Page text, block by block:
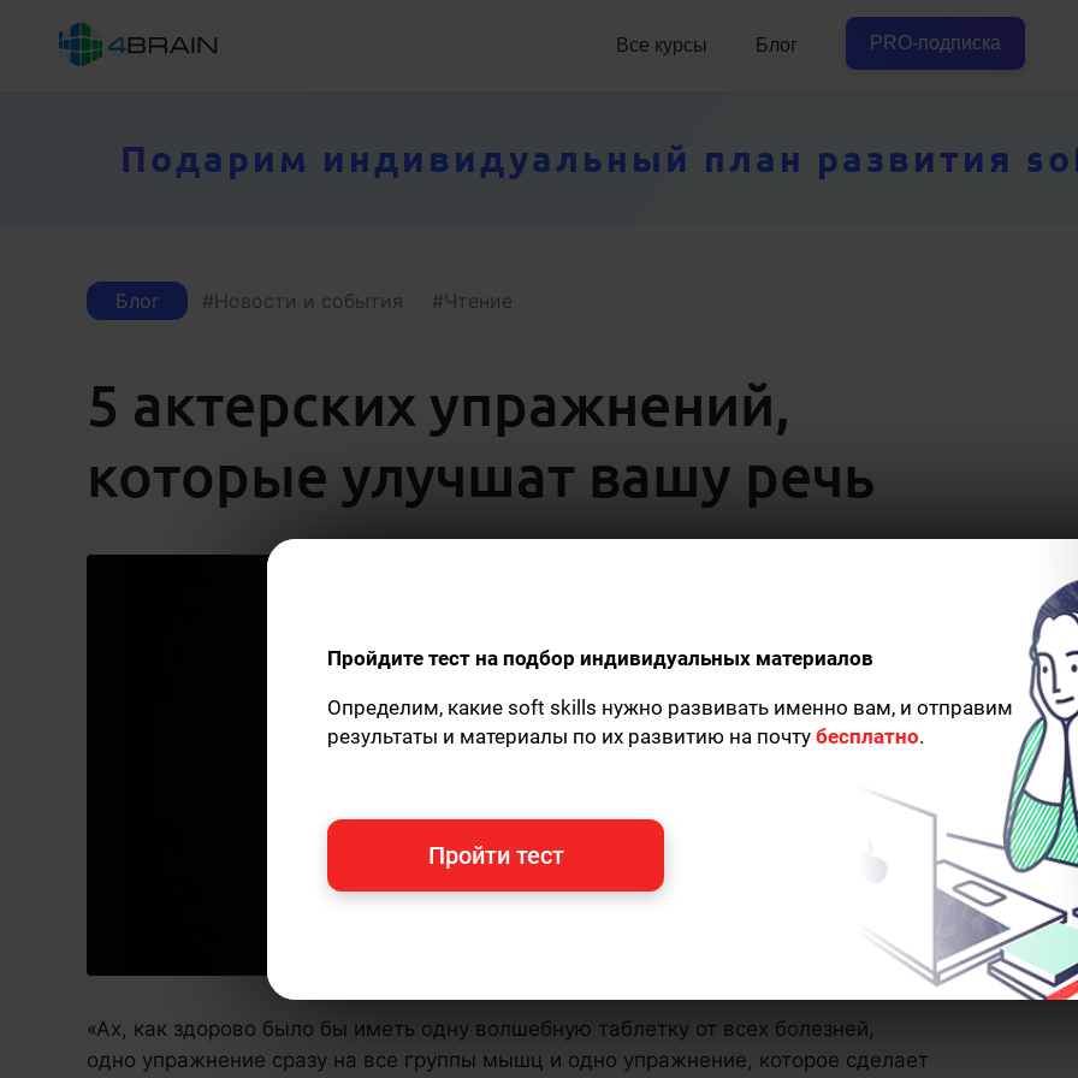
Все курсы Блог PRO-подписка
Подарим индивидуальный план развития
Блог Новости и события Чтение
5 актерских упражнений,
которые улучшат вашу речь
«Ах, как здорово было бы иметь одну волшебную таблетку от всех болезней,
одно упражнение сразу на все группы мышц и одно упражнение, которое сделает
Пройдите тест на подбор индивидуальных материалов
Определим, какие soft skills нужно развивать именно вам, и отправим
результаты и материалы по их развитию на почту бесплатно.
Пройти тест